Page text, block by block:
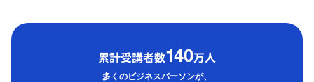
累計受講者数140万人
多くのビジネスパーソンが、